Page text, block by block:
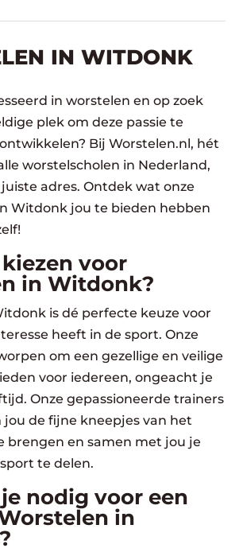
IN WITDONK
in worstelen en op zoek
plek om deze passie te
Bij Worstelen.nl, hét
worstelscholen in Nederland,
adres. Ontdek wat onze
Witdonk jou te bieden hebben
voor
in Witdonk?
is dé perfecte keuze voor
heeft in de sport. Onze
om een gezellige en veilige
voor iedereen, ongeacht je
Onze gepassioneerde trainers
jou de fijne kneepjes van het
brengen en samen met jou je
te delen.
nodig voor een
in